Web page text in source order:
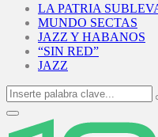
LA PATRIA
MUNDO SECTAS
JAZZ Y HABANOS
“SIN RED”
JAZZ
Search
for:
Primary
Menu